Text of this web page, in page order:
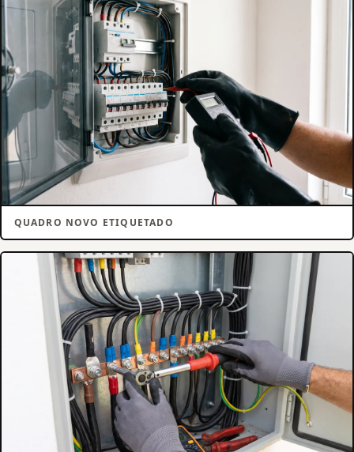
QUADRO NOVO ETIQUETADO